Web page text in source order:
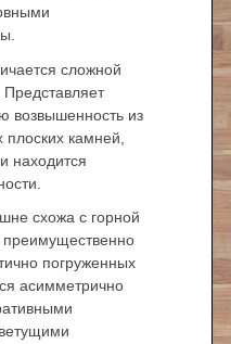
сложной
Представляет
возвышенность из
камней,
находится
схожа с горной
погруженных
асимметрично